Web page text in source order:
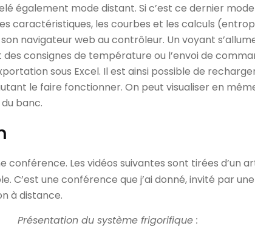
également mode distant. Si c’est ce dernier
caractéristiques, les courbes et les calculs
navigateur web au contrôleur. Un voyant
consignes de température ou l’envoi de
sous Excel. Il est ainsi possible de
le faire fonctionner. On peut visualiser en
banc.
conférence. Les vidéos suivantes sont tirées d’un
C’est une conférence que j’ai donné, invité par
à distance.
Présentation du système frigorifique :